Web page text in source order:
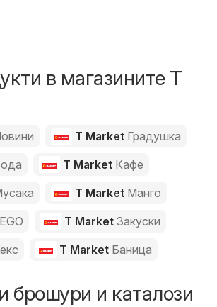
в магазините T
T Market Градушка
T Market Кафе
T Market Манго
T Market Закуски
T Market Баница
брошури и каталози